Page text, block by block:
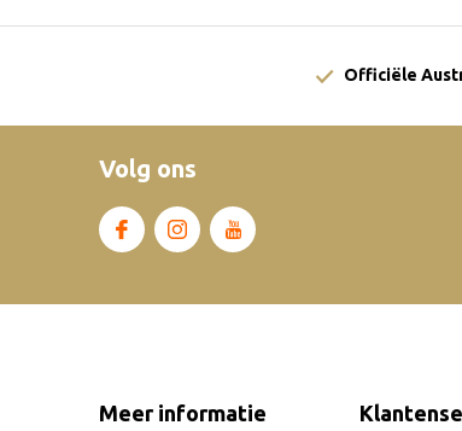
Officiële
Volg ons
Meer informatie